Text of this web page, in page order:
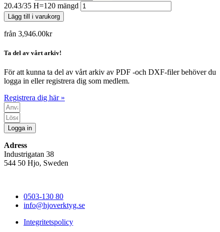
20.43/35 H=120 mängd
Lägg till i varukorg
från 3,946.00kr
Ta del av vårt arkiv!
För att kunna ta del av vårt arkiv av PDF -och DXF-filer behöver du
logga in eller registrera dig som medlem.
Registrera dig här »
Logga in
Adress
Industrigatan 38
544 50 Hjo, Sweden
0503-130 80
info@hjoverktyg.se
Integritetspolicy